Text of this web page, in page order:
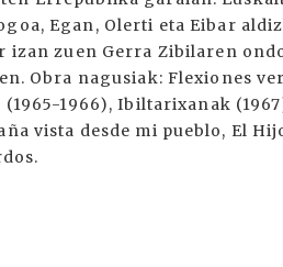
Egan, Olerti eta Eibar
izan zuen Gerra Zibilaren
Obra nagusiak: Flexiones
1966), Ibiltarixanak
vista desde mi pueblo, El